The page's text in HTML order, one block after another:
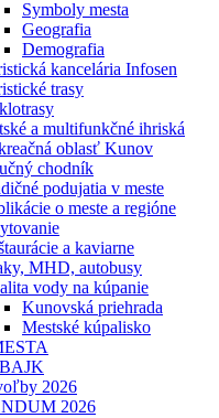
Symboly mesta
Geografia
Demografia
kancelária Infosen
trasy
a multifunkčné ihriská
oblasť Kunov
chodník
podujatia v meste
o meste a regióne
a kaviarne
MHD, autobusy
vody na kúpanie
Kunovská priehrada
Mestské kúpalisko
2026
2026